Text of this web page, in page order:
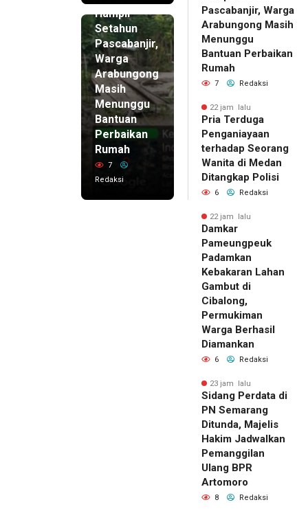
Hampir
Setahun
Pascabanjir,
Warga
Arabungong
Masih
Menunggu
Bantuan
Perbaikan
Rumah
7
Redaksi
Pascabanjir, Warga
Arabungong Masih
Menunggu
Bantuan Perbaikan
Rumah
7 Redaksi
22 jam lalu
Pria Terduga
Penganiayaan
terhadap Seorang
Wanita di Medan
Ditangkap Polisi
6 Redaksi
22 jam lalu
Damkar
Pameungpeuk
Padamkan
Kebakaran Lahan
Gambut di
Cibalong,
Permukiman
Warga Berhasil
Diamankan
6 Redaksi
23 jam lalu
Sidang Perdata di
PN Semarang
Ditunda, Majelis
Hakim Jadwalkan
Pemanggilan
Ulang BPR
Artomoro
8 Redaksi